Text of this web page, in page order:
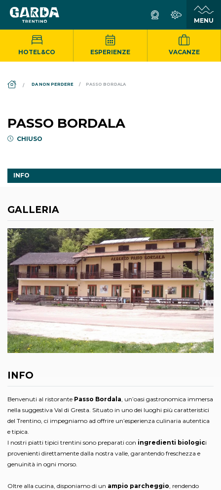
HOTEL&CO ESPERIENZE VACANZE
DA NON PERDERE PASSO BORDALA
PASSO BORDALA
CHIUSO
INFO
GALLERIA
INFO
Benvenuti al ristorante Passo Bordala , un’oasi gastronomica immersa
nella suggestiva Val di Gresta. Situato in uno dei luoghi più caratteristici
del Trentino, ci impegniamo ad offrire un’esperienza culinaria autentica
e tipica.
I nostri piatti tipici trentini sono preparati con ingredienti biologici
provenienti direttamente dalla nostra valle, garantendo freschezza e
genuinità in ogni morso.
Oltre alla cucina, disponiamo di un ampio parcheggio , rendendo